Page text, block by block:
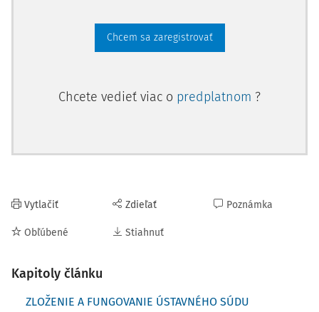
VŠEOBECNÉ SÚDNICTVO
Podrobnosti o usporiadaní a fungovaní všeobecného
Na vrchole hierarchie všeobecných súdov sa nachádza
Najvyšší súd
(La Cour Supérieure de Justice),
(Cour d'Appel),
ako aj
Chcem sa zaregistrovať
Chcete vedieť viac o predplatnom ?
Vytlačiť
Obľúbené
Zdieľať
Stiahnuť
Poznámka
Kapitoly článku
ZLOŽENIE A FUNGOVANIE ÚSTAVNÉHO SÚDU